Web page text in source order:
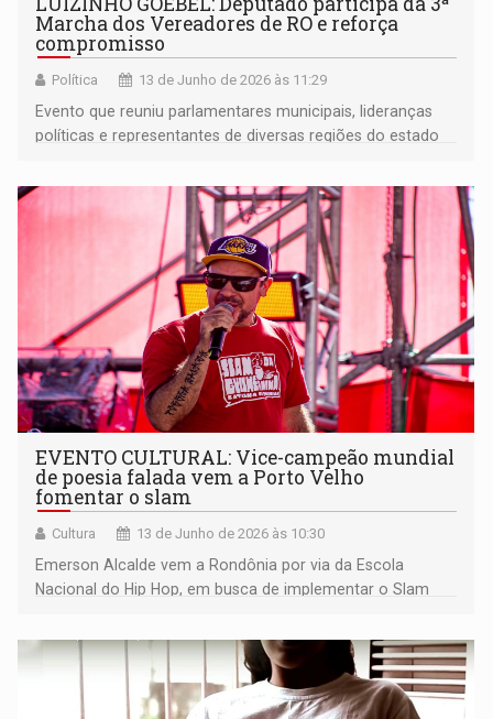
Marcha dos Vereadores de RO e reforça
compromisso
Política 13 de Junho de 2026 às 11:29
Evento que reuniu parlamentares municipais, lideranças
políticas e representantes de diversas regiões do estado
pública e ao desenvolvimento dos municípios
rondonienses
EVENTO CULTURAL: Vice-campeão mundial
de poesia falada vem a Porto Velho
fomentar o slam
Cultura 13 de Junho de 2026 às 10:30
Emerson Alcalde vem a Rondônia por via da Escola
Nacional do Hip Hop, em busca de implementar o Slam